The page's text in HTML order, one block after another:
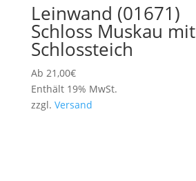
Leinwand (01671)
Schloss Muskau mit
Schlossteich
Ab 21,00€
Enthält 19% MwSt.
zzgl. Versand